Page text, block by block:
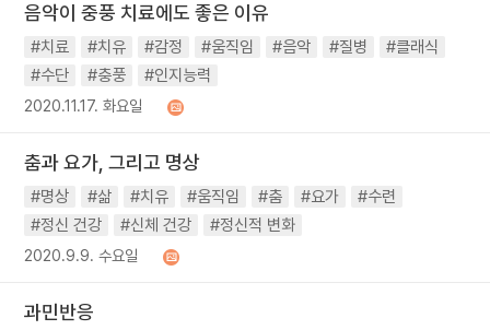
음악이 중풍 치료에도 좋은 이유
#치료 #치유 #감정 #움직임 #음악 #질병
#클래식
#수단
#충풍 #인지능력
2020.11.17. 화요일
춤과 요가, 그리고 명상
#명상 #삶 #치유 #움직임 #춤 #요가
#수련
#정신 건강
#신체 건강 #정신적 변화
2020.9.9. 수요일
과민반응